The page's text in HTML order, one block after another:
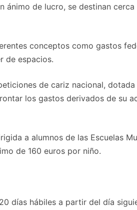
de lucro, se destinan
conceptos como gastos
de espacios.
de cariz nacional,
los gastos derivados de su
a alumnos de las Escuelas
de 160 euros por niño.
días hábiles a partir del día